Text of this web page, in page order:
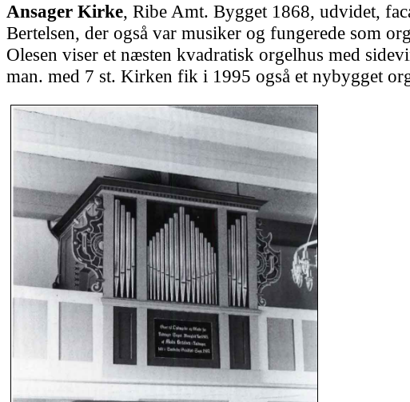
Ansager Kirke, Ribe Amt. Bygget 1868, udvidet,
Bertelsen, der også var musiker og fungerede som
Olesen viser et næsten kvadratisk orgelhus med
man. med 7 st. Kirken fik i 1995 også et nybygget